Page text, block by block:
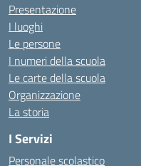
Presentazione
I luoghi
Le persone
I numeri della scuola
Le carte della scuola
Organizzazione
La storia
I Servizi
Personale scolastico